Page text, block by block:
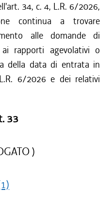
34, c. 4, L.R. 6/2026,
continua a trovare
alle domande di
rapporti agevolativi o
della data di entrata in
6/2026 e dei relativi
33
)